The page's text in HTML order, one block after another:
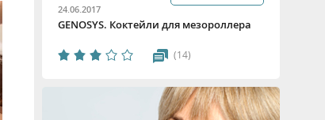
24.06.2017
GENOSYS. Коктейли для мезороллера
(14)